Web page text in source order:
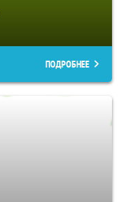
ПОДРОБНЕЕ